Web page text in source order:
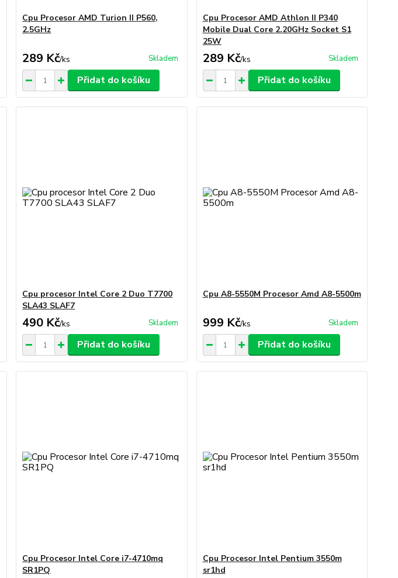
Cpu Procesor AMD Turion II P560,
2.5GHz
289 Kč/ks Skladem
Přidat do košíku
Cpu Procesor AMD Athlon II P340
Mobile Dual Core 2.20GHz Socket S1
25W
289 Kč/ks Skladem
Přidat do košíku
Cpu procesor Intel Core 2 Duo T7700
SLA43 SLAF7
490 Kč/ks Skladem
Přidat do košíku
Cpu A8-5550M Procesor Amd A8-5500m
999 Kč/ks Skladem
Přidat do košíku
Cpu Procesor Intel Core i7-4710mq
SR1PQ
Cpu Procesor Intel Pentium 3550m
sr1hd